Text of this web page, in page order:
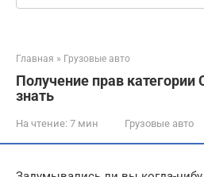
Главная » Грузовые авто
Получение прав категории
знать
На чтение: 7 мин Грузовые авто